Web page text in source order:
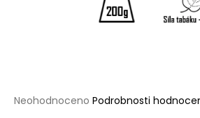
Průměrné
Neohodnoceno Podrobnosti